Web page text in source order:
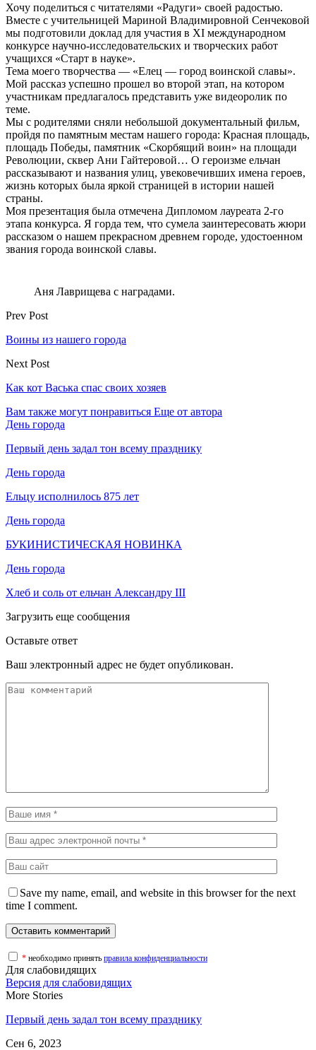
Хочу поделиться с читателями «Радуги» своей радостью.
Вместе с учительницей Мариной Владимировной Сенчековой
мы подготовили доклад для участия в XI международном
конкурсе научно-исследовательских и творческих работ
учащихся «Старт в науке».
Тема моего творчества — «Елец — город воинской славы».
Мой рассказ успешно прошел во второй этап, на котором
участникам предлагалось представить уже видеоролик по
теме.
Мы с родителями сняли небольшой документальный фильм,
пройдя по памятным местам нашего города: Красная площадь,
площадь Победы, памятник «Скорбящий воин» на площади
Революции, сквер Ани Гайтеровой… О героизме ельчан
рассказывают и названия улиц, увековечивших имена героев,
жизнь которых была яркой страницей в истории нашей
страны.
Моя презентация была отмечена Дипломом лауреата 2-го
этапа конкурса. Я горда тем, что сумела заинтересовать жюри
рассказом о нашем прекрасном древнем городе, удостоенном
звания города воинской славы.
Аня Лаврищева с наградами.
Prev Post
Воины из нашего города
Next Post
Как кот Васька спас своих хозяев
Вам также могут понравиться Еще от автора
День города
Первый день задал тон всему празднику
День города
Ельцу исполнилось 875 лет
День города
БУКИНИСТИЧЕСКАЯ НОВИНКА
День города
Хлеб и соль от ельчан Александру III
Загрузить еще сообщения
Оставьте ответ
Ваш электронный адрес не будет опубликован.
Save my name, email, and website in this browser for the next
time I comment.
* необходимо принять правила конфиденциальности
Для слабовидящих
Версия для слабовидящих
More Stories
Первый день задал тон всему празднику
Сен 6, 2023